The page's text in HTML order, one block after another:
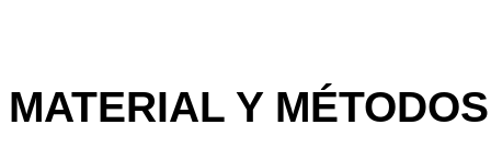
MATERIAL Y MÉTODOS